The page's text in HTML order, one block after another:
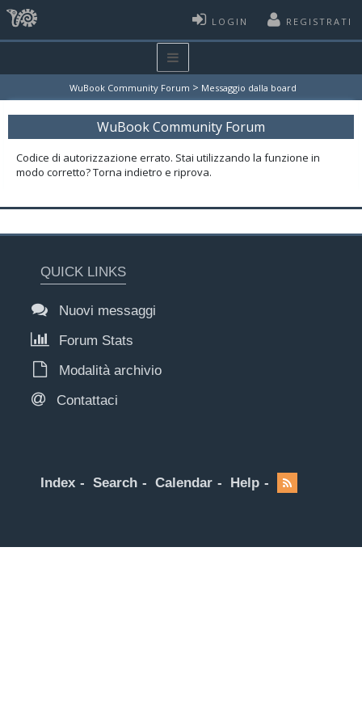
LOGIN REGISTRATI
WuBook Community Forum > Messaggio dalla board
WuBook Community Forum
Codice di autorizzazione errato. Stai utilizzando la funzione in
modo corretto? Torna indietro e riprova.
QUICK LINKS
Nuovi messaggi
Forum Stats
Modalità archivio
Contattaci
Index Search Calendar Help